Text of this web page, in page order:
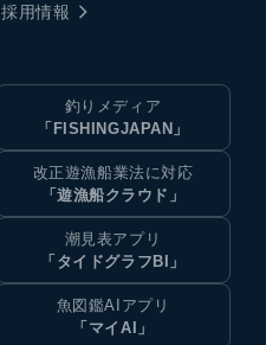
採用情報
釣りメディア
「FISHINGJAPAN」
改正遊漁船業法に対応
「遊漁船クラウド」
潮見表アプリ
「タイドグラフBI」
魚図鑑AIアプリ
「マイAI」